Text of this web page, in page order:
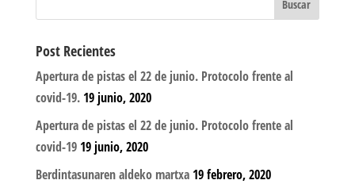
Post Recientes
Apertura de pistas el 22 de junio. Protocolo frente al
covid-19. 19 junio, 2020
Apertura de pistas el 22 de junio. Protocolo frente al
covid-19 19 junio, 2020
Berdintasunaren aldeko martxa 19 febrero, 2020